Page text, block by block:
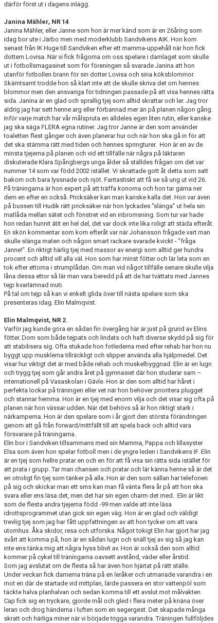
därför först ut i dagens inlägg.
Janina Mähler, NR 14
Janina Mähler, eller Janne som hon är mer känd som är en 26åring som
idag bor ute i Järbo men med moderklubb Sandvikens AIK. Hon kom
senast från IK Huge till Sandviken efter ett mamma-uppehåll när hon fick
dottern Lovisa. När vi fick frågorna om oss spelare i damlaget som skulle
ut i fotbollsmagasinet som för föreningen så svarade Janina att hon
utanför fotbollen brann för sin dotter Lovisa och sina köksblommor.
Skämtsamt trodde hon så klart inte att de skulle skriva det om hennes
blommor men den ansvariga för tidningen passade på att visa hennes rätta
sida. Janina är en glad och sprallig tjej som alltid skrattar och ler. Jag tror
aldrig jag har sett henne arg eller förbannad mer än på planen någon gång.
Inför varje match har vår målspruta en alldeles egen liten rutin, eller kanske
jag ska säga FLERA egna rutiner. Jag tror Janne är den som använder
toaletten flest gånger och även planerar hur och när hon ska gå in för att
det ska stämma rätt med tiden och hennes springturer. Hon är en av de
minsta tjejerna på planen och vid ett tillfälle när några på läktaren
diskuterade Klara Spångbergs unga ålder så ställdes frågan om det var
nummer 14 som var född 2002 istället. Vi skrattade gott åt detta som satt
bakom och bara lyssnade och njöt. Fantastiskt att få se så ung ut vid 26.
På träningarna är hon expert på att träffa konorna och hon tar gärna ner
dem en efter en också. Pricksäker kan man kanske kalla det. Hon var även
på bussen till Hudik rätt pricksäker när hon lyckades ”slänga” ut hela sin
matlåda mellan sätet och fönstret vid en inbromsning. Som tur var hade
hon redan hunnit ätit en hel del, det var dock inte lika roligt att städa efteråt.
En skön kommentar som kom efteråt var när Johansson frågade vart man
skulle slänga maten och någon smart rackare svarade kvickt - ”fråga
Janne!”. En riktigt härlig tjej med massor av energi som alltid ger hundra
procent och alltid vill alla väl. Hon som har minst fötter och lär leta som en
tok efter ettorna i strumplådan. Om man vid något tillfälle senare skulle vilja
låna dessa ettor så lär man vara beredd på att de har tvättats med Jannes
tejp kvarlämnad inuti.
På tal om tejp så kan vi enkelt glida över till nästa spelare som ska
presenteras idag. Elin Malmqvist.
Elin Malmqvist, NR 2.
Varför jag kunde göra en sådan fin övergång här är just på grund av Elins
fötter. Dom som både tejpats och lindats och haft diverse skydd på sig för
att stabilisera sig. Ofta stukade hon fotlederna med efter rehab har hon nu
byggt upp musklerna tillräckligt och slipper använda alla hjälpmedel. Det
visar hur viktigt det är med både rehab och muskelbyggnad. Elin är en lugn
och trygg tjej som går andra året på gymnasiet där hon studerar sam –
internationell på Vasaskolan i Gävle. Hon är den som alltid har håret i
perfekta lockar på träningen eller vet när hon behöver prioritera plugget
och stannar hemma. Hon är en tjej med enorm vilja och det visar sig ofta på
planen när hon vässar udden. När det behövs så är hon riktigt stark i
närkamperna. Hon är den spelare som i år gjort den största förändringen
genom att gå från forward/mittfällt till att spela back och alltid vara
försvarare på träningarna.
Elin bor i Sandviken tillsammans med sin Mamma, Pappa och lillasyster
Elsa som även hon spelar fotboll men i de yngre leden i Sandvikens IF. Elin
är en tjej som hellre pratar en och en för att få visa sin rätta sida istället för
att prata i grupp. Tar man chansen och pratar och lär känna henne så är det
en otroligt fin tjej som tänker på alla. Hon är den som sällan har telefonen
på sig och skickar man ett sms kan man få vänta flera år på att hon ska
svara eller ens läsa det, men det har sin egen charm det med. Elin är likt
som de flesta andra tjejerna född -99 men valde att inte läsa
idrottsprogrammet utan gick sin egen väg. Hon är en glad och väldigt
trevlig tjej som jag har fått uppfattningen av att hon tycker om att vara
utomhus. Åka skidor, resa och utforska. Något tokigt Elin har gjort har jag
svårt att komma på, hon är en sådan lugn och snäll tjej av sig så jag kan
inte ens tänka mig att några hyss blivit av. Hon är också den som alltid
kommer på cykel till träningarna oavsett avstånd, väder eller årstid.
Som jag avslutat om de flesta så har även hon hjärtat på rätt ställe.
Under veckan fick damerna träna på en leråker och utmanade varandra i en
mot en där de startade vid mittplan, lärde passera en stor vattenpöl som
täckte halva planhalvan och sedan komma till ett avslut mot målvakten.
Cap fick sig en tryckare, gjorde mål och gled i flera meter på knäna över
leran och drog händerna i luften som en segergest. Det skapade många
skratt och härliga miner när vi började trigga varandra. Träningen fullföljdes